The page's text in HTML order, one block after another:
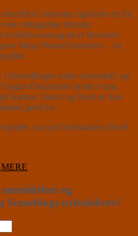
i historien ligeledes en fin
den uhyggelige historie,
forfalds-scenografi er Revolver
Mega Mussel porcelæn – en
i forestillingen uden sceneskift, og
Oshana har tænkt i rum,
Aarhus Teater, og hvad de kan
godt fra.
svar på Ondskabens Hotel.
MERE
og
nyhedsbrev!